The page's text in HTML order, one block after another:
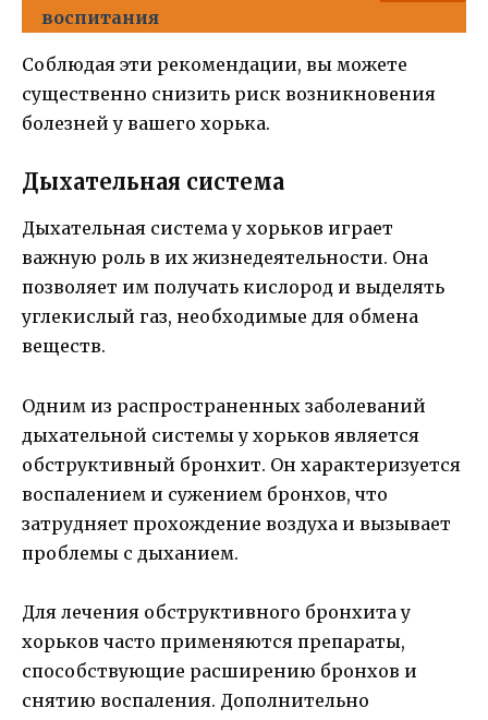
воспитания
Соблюдая эти рекомендации, вы можете
существенно снизить риск возникновения
болезней у вашего хорька.
Дыхательная система
Дыхательная система у хорьков играет
важную роль в их жизнедеятельности. Она
позволяет им получать кислород и выделять
углекислый газ, необходимые для обмена
веществ.
Одним из распространенных заболеваний
дыхательной системы у хорьков является
обструктивный бронхит. Он характеризуется
воспалением и сужением бронхов, что
затрудняет прохождение воздуха и вызывает
проблемы с дыханием.
Для лечения обструктивного бронхита у
хорьков часто применяются препараты,
способствующие расширению бронхов и
снятию воспаления. Дополнительно